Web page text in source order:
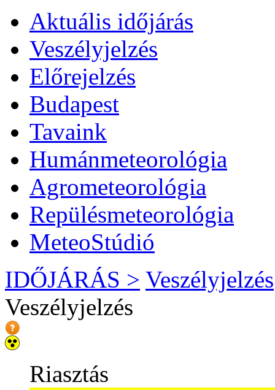
Aktuális időjárás
Veszélyjelzés
Előrejelzés
Budapest
Tavaink
Humánmeteorológia
Agrometeorológia
Repülésmeteorológia
MeteoStúdió
IDŐJÁRÁS > Veszélyjelzés
Veszélyjelzés
Riasztás